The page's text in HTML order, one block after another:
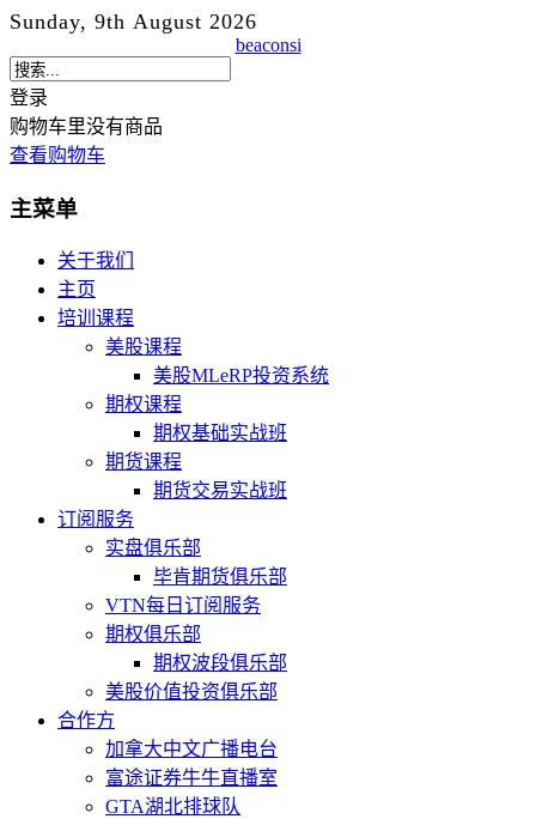
Sunday, 9th August 2026
beaconsi
登录
购物车里没有商品
查看购物车
主菜单
关于我们
主页
培训课程
美股课程
美股MLeRP投资系统
期权课程
期权基础实战班
期货课程
期货交易实战班
订阅服务
实盘俱乐部
毕肯期货俱乐部
VTN每日订阅服务
期权俱乐部
期权波段俱乐部
美股价值投资俱乐部
合作方
加拿大中文广播电台
富途证券牛牛直播室
GTA湖北排球队